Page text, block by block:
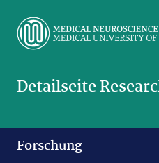
main
Detailseite
Forschung